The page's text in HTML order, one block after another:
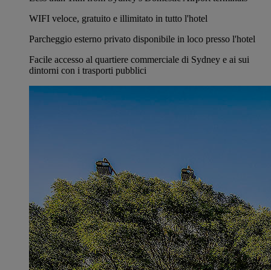
WIFI veloce, gratuito e illimitato in tutto l'hotel
Parcheggio esterno privato disponibile in loco presso l'hotel
Facile accesso al quartiere commerciale di Sydney e ai sui
dintorni con i trasporti pubblici